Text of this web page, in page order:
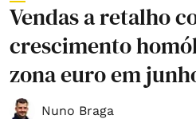
Vendas a retalho
crescimento
zona euro em
Nuno Braga